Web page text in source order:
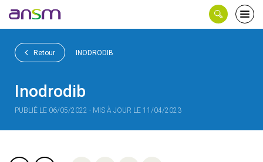
le
Retour INODRODIB
Inodrodib
PUBLIÉ LE 06/05/2022 - MIS À JOUR LE 11/04/2023